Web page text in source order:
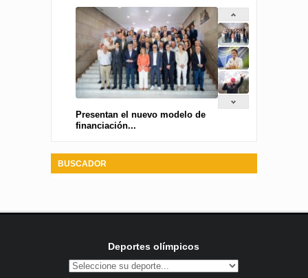
Presentan el nuevo modelo de
financiación...
BUSCADOR
Deportes olímpicos